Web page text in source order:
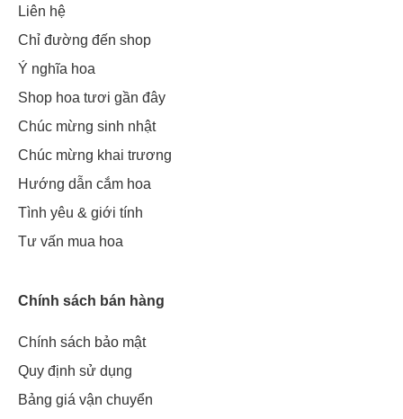
Liên hệ
Chỉ đường đến shop
Ý nghĩa hoa
Shop hoa tươi gần đây
Chúc mừng sinh nhật
Chúc mừng khai trương
Hướng dẫn cắm hoa
Tình yêu & giới tính
Tư vấn mua hoa
Chính sách bán hàng
Chính sách bảo mật
Quy định sử dụng
Bảng giá vận chuyển